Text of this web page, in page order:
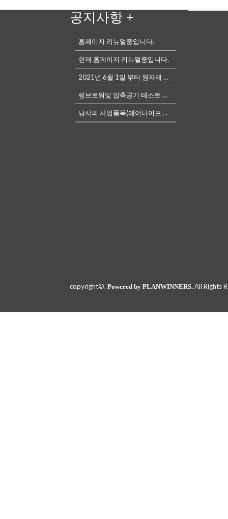
공지사항 +
홈페이지 리뉴얼중입니다.
현재 홈페이지 리뉴얼중입니다.
2021년 6월 1일 부터 원자재 가격 상승으로 링브로워 가격 인상
링브로워및 압축공기 테스트 가능한 설비가 마련되어있습니다.
당사의 사업품목(에어나이프 등) 관련하여 궁금한 사항은 언제든전화나, 메...
copyright©. Powered by PLANWINNERS. All Rights